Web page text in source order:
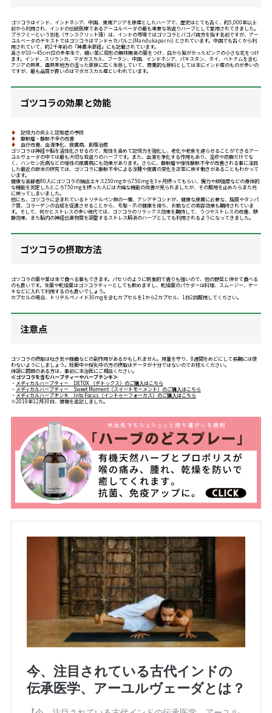
ゴツコラはインド、インドネシア、中国、東南アジアを原産としたハーブで、歴史はとても古く、約5,000年以上
前から利用され、インドの伝統医療であるアーユルベーダの最も重要な若返りハーブとして愛用されてきました。
ブラフミーという別名（サンスクリット語）は、インドの市場ではゴツコラとバコパ両方を指す名前ですが、アー
ユルベーダのテキストではゴツコラはマンドゥカパルニ(Mandukaparni) とされています。中国でも古くから利
用されていて、約2千年前の「神農本草経」にも記載されています。
高さが10〜45cm位の多年生で、細い茎に扇形の無味無臭の葉をつけ、白から紫がかったピンクの小さな花をつけ
ます。インド、スリランカ、マダガスカル、ブータン、中国、インドネシア、パキスタン、タイ、ベトナムを含む
アジアの熱帯、亜熱帯地方の湿った草原に広く生息していて、商業的な原料としては主にインド産のものが多いの
ですが、最も品質が良いのはマダガスカル産といわれています。
ゴツコラの効果と効能
♦ 記憶力の向上と認知症の予防
♦ 静脈瘤・静脈不全の改善
♦ 血行改善、血液浄化、皮膚病、創傷治癒
ゴツコラは神経や脳を活性化させるので、知性を高めて記憶力を強化し、老化や老衰を遅らせることができるアー
ユルヴェーダの中では最も大切な若返りのハーブです。また、血液を浄化する作用もあり、湿疹や疥癬だけでな
く、ハンセン氏病などの慢性の皮膚病にも効果があります。さらに、静脈瘤や慢性静脈不全が改善される事に注目
した最近の欧米の研究では、ゴツコラに静脈不全による浮腫や皮膚の変化を正常に戻す働きがあることもわかって
います。
健康な高齢者80人にゴツコラの抽出エキス250mgから750mgを3ヶ月摂ってもらい、握力や脚強度などの身体的
な機能を測定したところ750mgを摂った人には大幅な機能の改善が見られましたが、その服用を止めたらまた元
に戻ってしまいました。
他にも、ゴツコラに含まれているトリテルペン類の一種、アシアチコシドが、健康な皮膚に必要な、脂質やタンパ
ク質、コラーゲンの合成を促進させることから、毛髪・爪の健康を保ち、お肌などの美容効果も期待されていま
す。そして、何かとストレスの多い現代では、ゴツコラのリラックス効果を期待して、うつやストレスの改善、鎮
静効果、また脳内の神経伝達物質を調整するストレス解消のハーブとしても利用されるようになってきました。
ゴツコラの摂取方法
ゴツコラの葉や茎は生で食べる事もできます。パセリのように刺激的で香りも強いので、他の野菜と併せて食べる
のも良いです。生葉や乾燥葉はゴツコラティーとしても飲めますし、乾燥葉のパウダーは料理、スムージー、ケー
キなどに入れて利用するのも良いでしょう。
カプセルの場合、トリテルペノイド30mgを含むカプセルを1から2カプセル、1日2回服用してください。
注意点
ゴツコラの摂取は吐き気や腹痛などの副作用があるかもしれません。用量を守り、8週間をめどにして長期には使
わないようにしましょう。妊娠中や授乳中の方の摂取はデータが十分ではないのでお控えください。
体調に問題のある方は、事前に主治医にご相談ください。
≪ゴツコラを含むハーブティーやハーブチンキ≫
・ メディカルハーブティー DETOX （デトックス）のご購入はこちら
・ メディカルハーブティー Sweet Moment（スイートモーメント）のご購入はこちら
・ メディカルハーブチンキ Into Focus（イントゥーフォーカス）のご購入はこちら
※2019年12月30日、情報を追記しました。